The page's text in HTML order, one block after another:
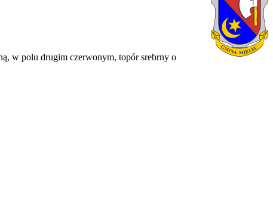
w polu drugim czerwonym, topór srebrny o